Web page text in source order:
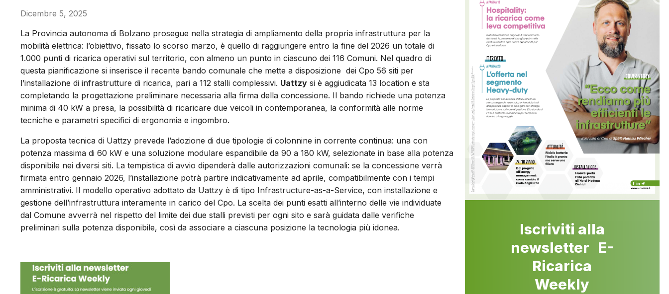
Dicembre 5, 2025
La Provincia autonoma di Bolzano prosegue nella strategia di ampliamento della propria infrastruttura per la
mobilità elettrica: l’obiettivo, fissato lo scorso marzo, è quello di raggiungere entro la fine del 2026 un totale di
1.000 punti di ricarica operativi sul territorio, con almeno un punto in ciascuno dei 116 Comuni. Nel quadro di
questa pianificazione si inserisce il recente bando comunale che mette a disposizione dei Cpo 56 siti per
l’installazione di infrastrutture di ricarica, pari a 112 stalli complessivi. Uattzy si è aggiudicata 13 location e sta
completando la progettazione preliminare necessaria alla firma della concessione. Il bando richiede una potenza
minima di 40 kW a presa, la possibilità di ricaricare due veicoli in contemporanea, la conformità alle norme
tecniche e parametri specifici di ergonomia e ingombro.
La proposta tecnica di Uattzy prevede l’adozione di due tipologie di colonnine in corrente continua: una con
potenza massima di 60 kW e una soluzione modulare espandibile da 90 a 180 kW, selezionate in base alla potenza
disponibile nei diversi siti. La tempistica di avvio dipenderà dalle autorizzazioni comunali: se la concessione verrà
firmata entro gennaio 2026, l’installazione potrà partire indicativamente ad aprile, compatibilmente con i tempi
amministrativi. Il modello operativo adottato da Uattzy è di tipo Infrastructure-as-a-Service, con installazione e
gestione dell’infrastruttura interamente in carico del Cpo. La scelta dei punti esatti all’interno delle vie individuate
dal Comune avverrà nel rispetto del limite dei due stalli previsti per ogni sito e sarà guidata dalle verifiche
preliminari sulla potenza disponibile, così da associare a ciascuna posizione la tecnologia più idonea.
Iscriviti alla
newsletter E-
Ricarica
Weekly